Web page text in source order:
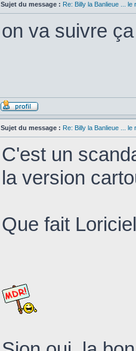
Sujet du message : Re: Billy la Banlieue ... le
on va suivre
Sujet du message : Re: Billy la Banlieue ... le
C'est un
la version
Que fait